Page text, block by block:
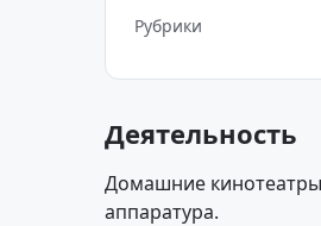
Рубрики
Деятельность
Домашние
аппаратура.